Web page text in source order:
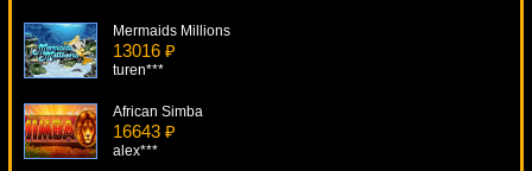
Mermaids Millions
13016 ₽
turen***
African Simba
16643 ₽
alex***